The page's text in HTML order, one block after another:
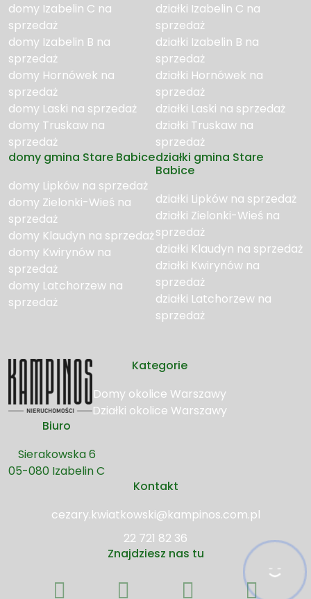
domy Izabelin C na
sprzedaż
domy Izabelin B na
sprzedaż
domy Hornówek na
sprzedaż
domy Laski na sprzedaż
domy Truskaw na
sprzedaż
działki Izabelin C na
sprzedaż
działki Izabelin B na
sprzedaż
działki Hornówek na
sprzedaż
działki Laski na sprzedaż
działki Truskaw na
sprzedaż
domy gmina Stare Babice
domy Lipków na sprzedaż
domy Zielonki-Wieś na
sprzedaż
domy Klaudyn na sprzedaż
domy Kwirynów na
sprzedaż
domy Latchorzew na
sprzedaż
działki gmina Stare
Babice
działki Lipków na sprzedaż
działki Zielonki-Wieś na
sprzedaż
działki Klaudyn na sprzedaż
działki Kwirynów na
sprzedaż
działki Latchorzew na
sprzedaż
Kategorie
Domy okolice Warszawy
Działki okolice Warszawy
Biuro
Sierakowska 6
05-080 Izabelin C
Kontakt
cezary.kwiatkowski@kampinos.com.pl
22 721 82 36
Znajdziesz nas tu